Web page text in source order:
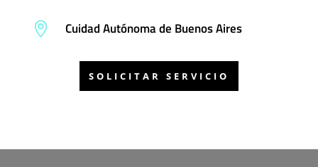
 Cuidad Autónoma de Buenos Aires
SOLICITAR SERVICIO